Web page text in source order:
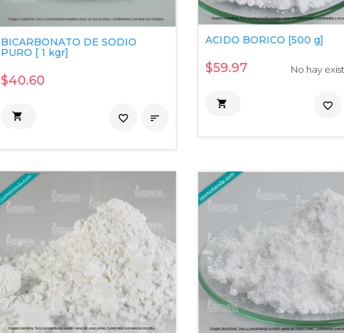
BICARBONATO DE SODIO
PURO [ 1 kgr]
$40.60
 
favorite_border
ACIDO BORICO [500 g]
$59.97 No hay
 favorite_border